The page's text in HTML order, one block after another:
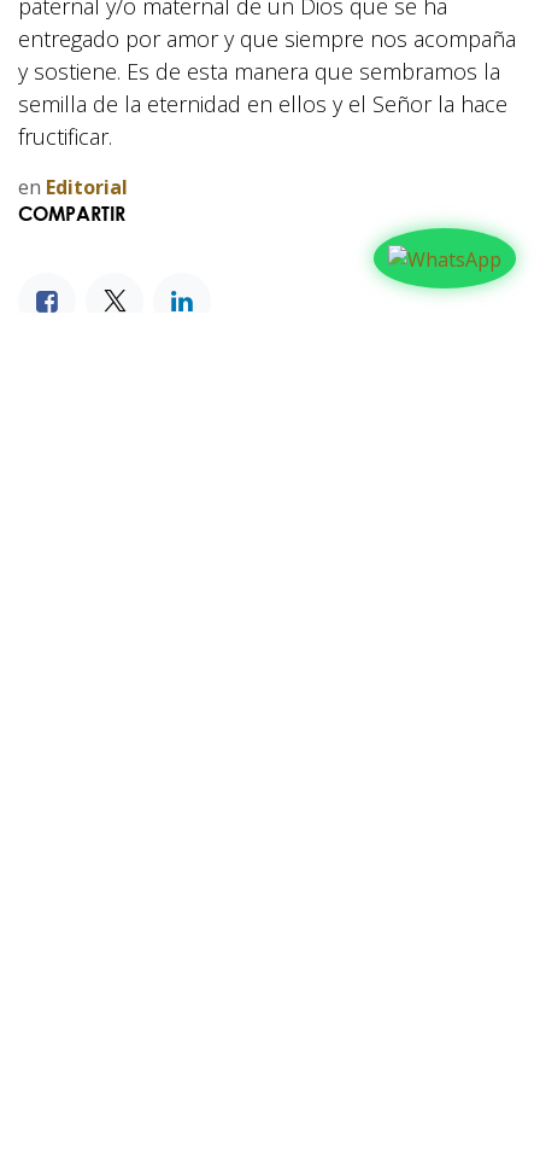
paternal y/o maternal de un Dios que se ha
entregado por amor y que siempre nos acompaña
y sostiene. Es de esta manera que sembramos la
semilla de la eternidad en ellos y el Señor la hace
fructificar.
en Editorial
COMPARTIR